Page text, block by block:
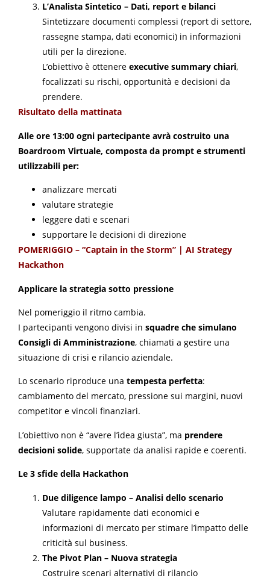
L’Analista Sintetico – Dati, report e bilanci
Sintetizzare documenti complessi (report di settore,
rassegne stampa, dati economici) in informazioni
utili per la direzione.
L’obiettivo è ottenere executive summary chiari,
focalizzati su rischi, opportunità e decisioni da
prendere.
Risultato della mattinata
Alle ore 13:00 ogni partecipante avrà costruito una
Boardroom Virtuale, composta da prompt e strumenti
utilizzabili per:
analizzare mercati
valutare strategie
leggere dati e scenari
supportare le decisioni di direzione
POMERIGGIO – “Captain in the Storm” | AI Strategy
Hackathon
Applicare la strategia sotto pressione
Nel pomeriggio il ritmo cambia.
I partecipanti vengono divisi in squadre che simulano
Consigli di Amministrazione, chiamati a gestire una
situazione di crisi e rilancio aziendale.
Lo scenario riproduce una tempesta perfetta:
cambiamento del mercato, pressione sui margini, nuovi
competitor e vincoli finanziari.
L’obiettivo non è “avere l’idea giusta”, ma prendere
decisioni solide, supportate da analisi rapide e coerenti.
Le 3 sfide della Hackathon
Due diligence lampo – Analisi dello scenario
Valutare rapidamente dati economici e
informazioni di mercato per stimare l’impatto delle
criticità sul business.
The Pivot Plan – Nuova strategia
Costruire scenari alternativi di rilancio